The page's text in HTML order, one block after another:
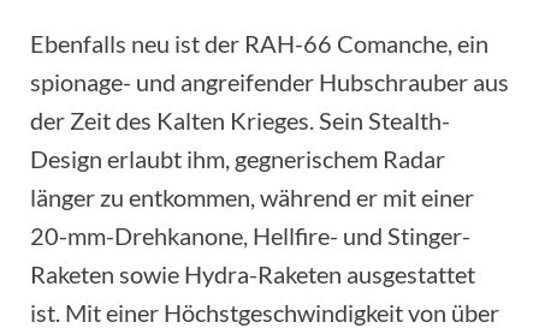
Ebenfalls neu ist der RAH-66 Comanche, ein
spionage- und angreifender Hubschrauber aus
der Zeit des Kalten Krieges. Sein Stealth-
Design erlaubt ihm, gegnerischem Radar
länger zu entkommen, während er mit einer
20-mm-Drehkanone, Hellfire- und Stinger-
Raketen sowie Hydra-Raketen ausgestattet
ist. Mit einer Höchstgeschwindigkeit von über